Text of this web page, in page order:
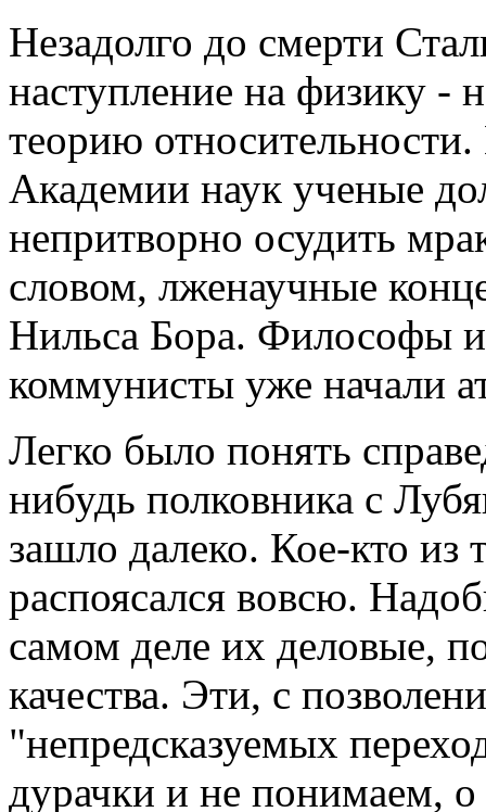
Незадолго до смерти
наступление на физику -
теорию
Академии наук ученые
непритворно осудить
словом, лженаучные
Нильса Бора. Философы
коммунисты уже начали
Легко было понять
нибудь полковника с
зашло далеко. Кое-кто
распоясался вовсю.
самом деле их деловые,
качества. Эти, с
"непредсказуемых
дурачки и не понимаем,